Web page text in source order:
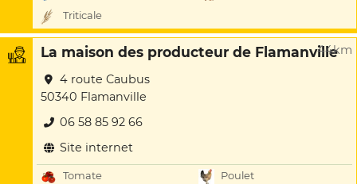
Triticale
La maison des producteur de Flamanville
44km
4 route Caubus
50340 Flamanville
06 58 85 92 66
Site internet
Tomate
Poulet